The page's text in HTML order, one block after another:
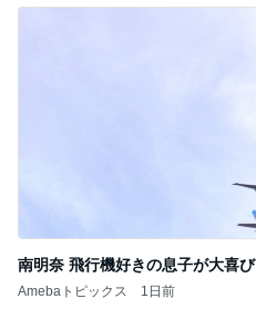
南明奈 飛行機好きの息子が大喜び
Amebaトピックス 1日前